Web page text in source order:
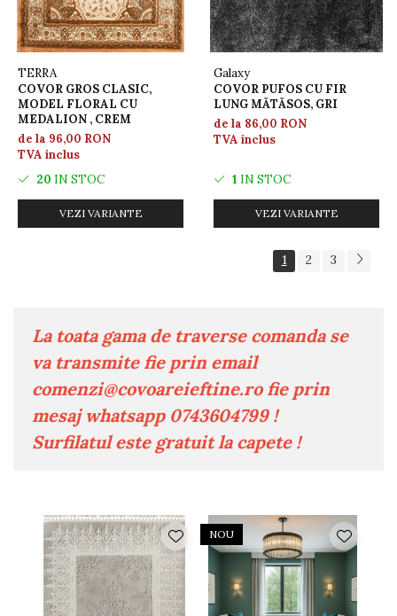
TERRA
COVOR GROS CLASIC,
MODEL FLORAL CU
MEDALION , CREM
de la 96,00 RON
TVA inclus
20 IN STOC
VEZI VARIANTE
Galaxy
COVOR PUFOS CU FIR
LUNG MĂTĂSOS, GRI
de la 86,00 RON
TVA inclus
1 IN STOC
VEZI VARIANTE
1 2 3
La toata gama de traverse comanda se
va transmite fie prin email
comenzi@covoareieftine.rofie prin
mesaj whatsapp 0743604799 !
Surfilatul este gratuit la capete !
NOU